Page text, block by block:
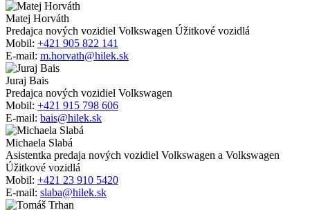
Matej Horváth
Predajca nových vozidiel Volkswagen Úžitkové vozidlá
Mobil: +421 905 822 141
E-mail: m.horvath@hilek.sk
Juraj Bais
Predajca nových vozidiel Volkswagen
Mobil: +421 915 798 606
E-mail: bais@hilek.sk
Michaela Slabá
Asistentka predaja nových vozidiel Volkswagen a Volkswagen
Úžitkové vozidlá
Mobil: +421 23 910 5420
E-mail: slaba@hilek.sk